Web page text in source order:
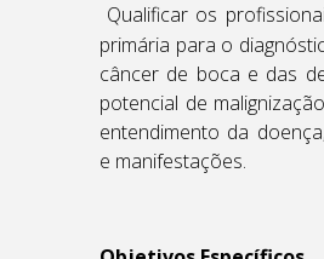
Qualificar os
primária para o
câncer de boca e das
potencial de
entendimento da
e manifestações.